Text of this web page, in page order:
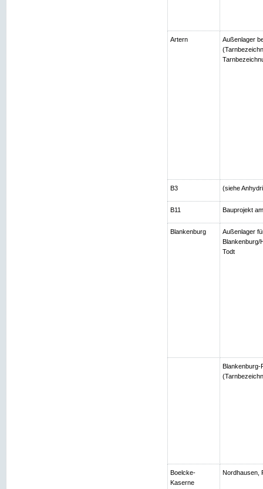
Artern
Außenlager
B3 (siehe
B11 Bauprojekt
Blankenburg
Außenlager
Blankenburg/
Todt
Blankenburg-
Boelcke-
Kaserne
Nordhausen,